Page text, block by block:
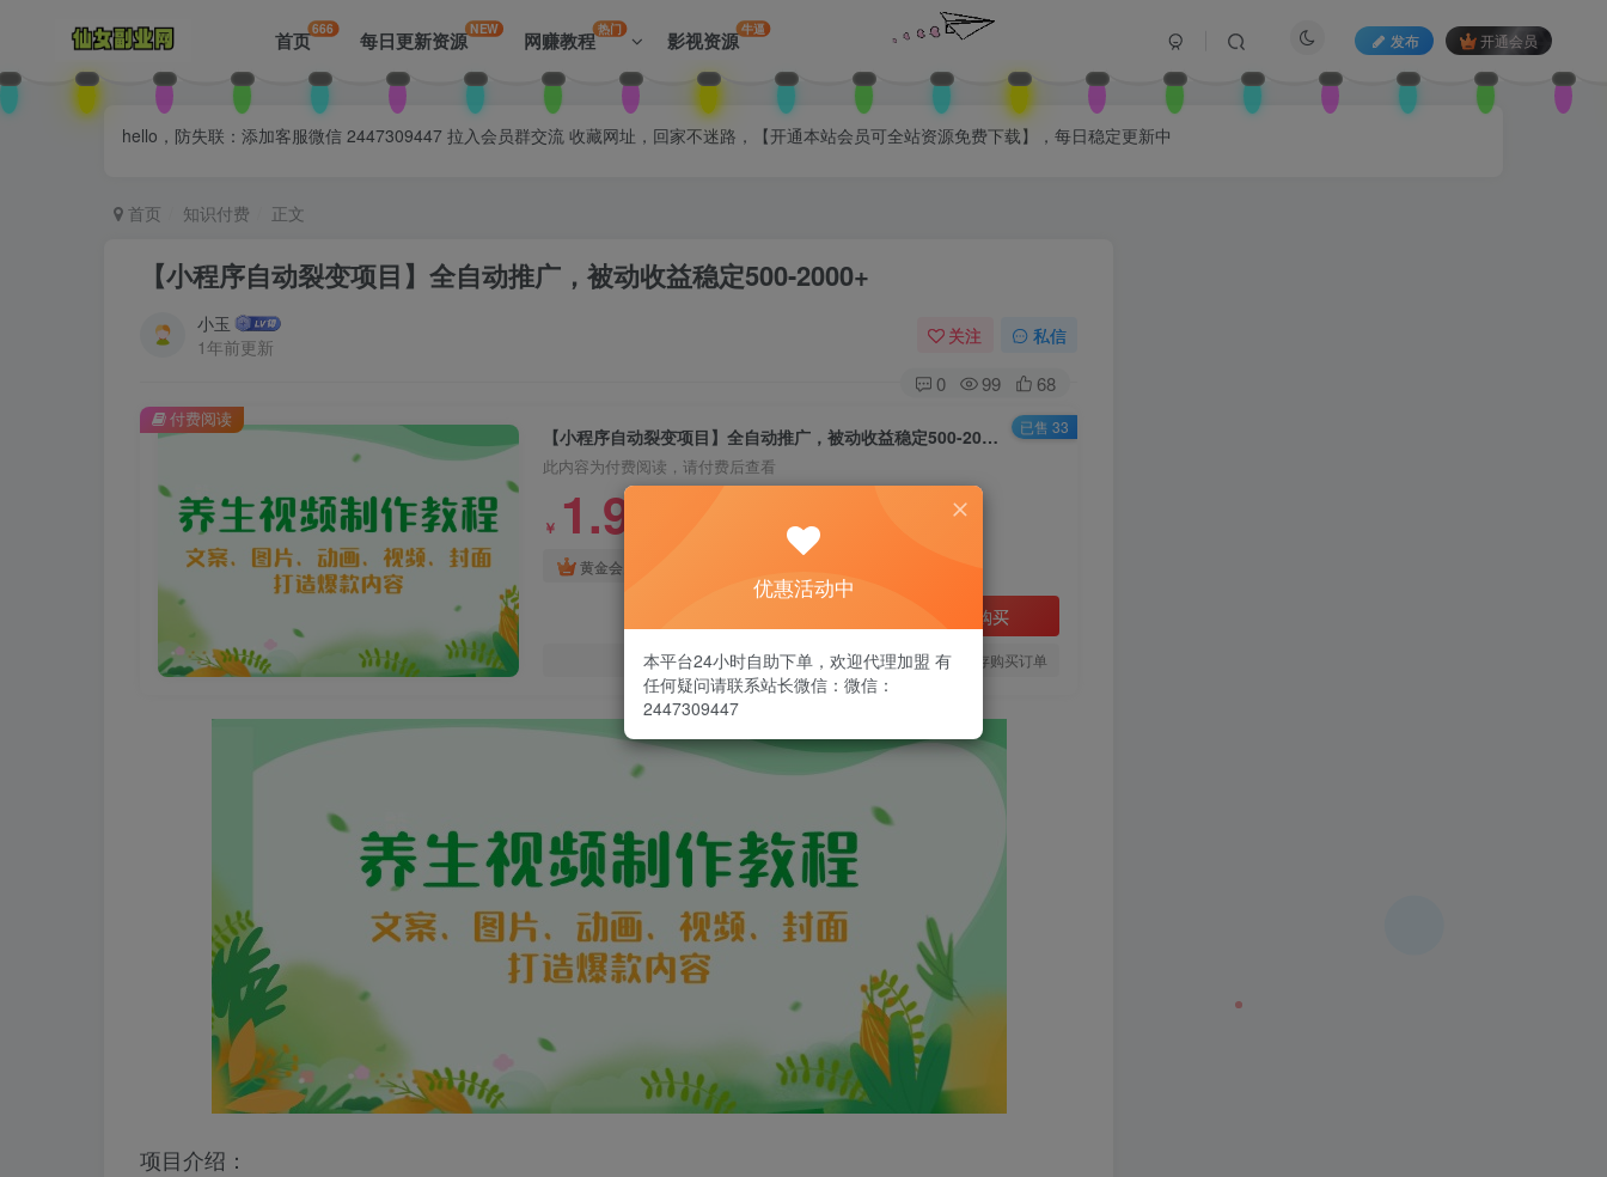
首页666 每日更新资源NEW 网赚教程热门 影视资源牛逼
发布 开通会员
hello，防失联：添加客服微信 2447309447 拉入会员群交流 收藏网址，回家不迷路，【开通本站会员可全站资源免费下载】，每日稳定更新中
首页 知识付费 正文
【小程序自动裂变项目】全自动推广，被动收益稳定500-2000+
小玉
1年前更新
关注 私信
0 99 68
【小程序自动裂变项目】全自动推广，被动收益稳定500-2000+
此内容为付费阅读，请付费后查看
￥ 1.99
黄金会员
立即购买
您当前未登录！建议登陆后购买，可保存购买订单
付费阅读 已售 33
项目介绍：
优惠活动中
本平台24小时自助下单，欢迎代理加盟 有
任何疑问请联系站长微信：微信：
2447309447